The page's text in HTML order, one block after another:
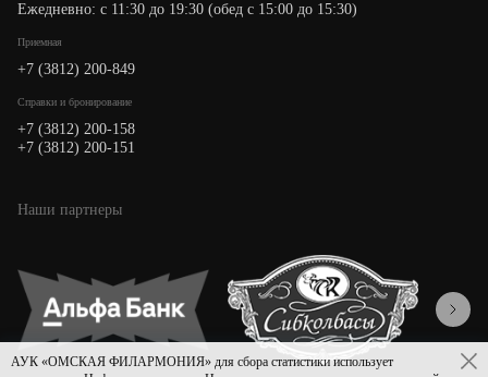
Ежедневно: с 11:30 до 19:30 (обед с 15:00 до 15:30)
Приемная
+7 (3812) 200-849
Cправки и бронирование
+7 (3812) 200-158
+7 (3812) 200-151
Наши партнеры
АУК «ОМСКАЯ ФИЛАРМОНИЯ» для сбора статистики использует